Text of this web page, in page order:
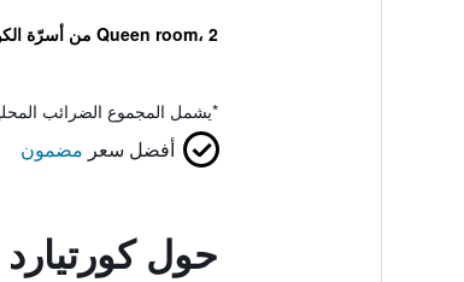
Queen room، 2 من أسرّة الكوين
*يشمل المجموع الضرائب
أفضل سعر مضمون
حول